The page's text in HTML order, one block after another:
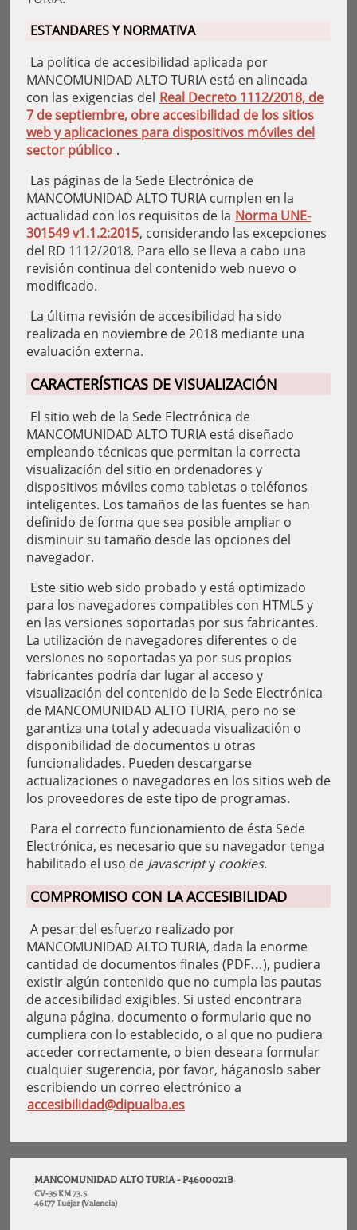
ESTANDARES Y NORMATIVA
La política de accesibilidad aplicada por
MANCOMUNIDAD ALTO TURIA está en alineada
con las exigencias del Real Decreto 1112/2018, de
7 de septiembre, obre accesibilidad de los sitios
web y aplicaciones para dispositivos móviles del
sector público .
Las páginas de la Sede Electrónica de
MANCOMUNIDAD ALTO TURIA cumplen en la
actualidad con los requisitos de la Norma UNE-
301549 v1.1.2:2015, considerando las excepciones
del RD 1112/2018. Para ello se lleva a cabo una
revisión continua del contenido web nuevo o
modificado.
La última revisión de accesibilidad ha sido
realizada en noviembre de 2018 mediante una
evaluación externa.
CARACTERÍSTICAS DE VISUALIZACIÓN
El sitio web de la Sede Electrónica de
MANCOMUNIDAD ALTO TURIA está diseñado
empleando técnicas que permitan la correcta
visualización del sitio en ordenadores y
dispositivos móviles como tabletas o teléfonos
inteligentes. Los tamaños de las fuentes se han
definido de forma que sea posible ampliar o
disminuir su tamaño desde las opciones del
navegador.
Este sitio web sido probado y está optimizado
para los navegadores compatibles con HTML5 y
en las versiones soportadas por sus fabricantes.
La utilización de navegadores diferentes o de
versiones no soportadas ya por sus propios
fabricantes podría dar lugar al acceso y
visualización del contenido de la Sede Electrónica
de MANCOMUNIDAD ALTO TURIA, pero no se
garantiza una total y adecuada visualización o
disponibilidad de documentos u otras
funcionalidades. Pueden descargarse
actualizaciones o navegadores en los sitios web de
los proveedores de este tipo de programas.
Para el correcto funcionamiento de ésta Sede
Electrónica, es necesario que su navegador tenga
habilitado el uso de Javascripty cookies.
COMPROMISO CON LA ACCESIBILIDAD
A pesar del esfuerzo realizado por
MANCOMUNIDAD ALTO TURIA, dada la enorme
cantidad de documentos finales (PDF…), pudiera
existir algún contenido que no cumpla las pautas
de accesibilidad exigibles. Si usted encontrara
alguna página, documento o formulario que no
cumpliera con lo establecido, o al que no pudiera
acceder correctamente, o bien deseara formular
cualquier sugerencia, por favor, háganoslo saber
escribiendo un correo electrónico a
accesibilidad@dipualba.es
MANCOMUNIDAD ALTO TURIA - P4600021B
CV-35 KM 73.5
46177 Tuéjar (Valencia)